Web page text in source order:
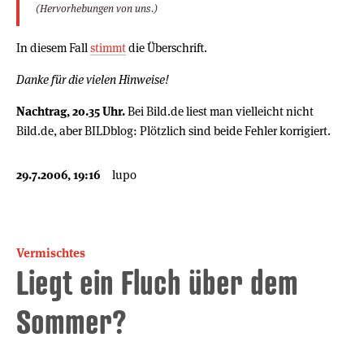
(Hervorhebungen von uns.)
In diesem Fall stimmtdie Überschrift.
Danke für die vielen Hinweise!
Nachtrag, 20.35 Uhr.Bei Bild.de liest man vielleicht nicht
Bild.de, aber BILDblog: Plötzlich sind beide Fehler korrigiert.
29.7.2006, 19:16 lupo
Vermischtes
Liegt ein Fluch über dem
Sommer?